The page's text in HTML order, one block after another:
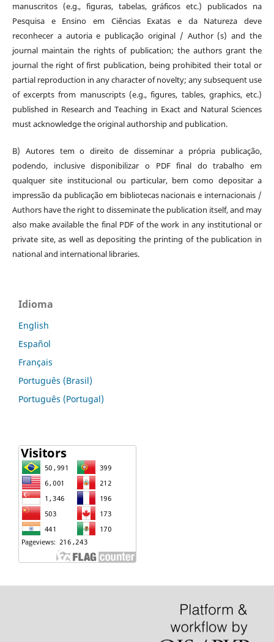
manuscritos (e.g., figuras, tabelas, gráficos etc.) publicados na
Pesquisa e Ensino em Ciências Exatas e da Natureza deve
reconhecer a autoria e publicação original / Author (s) and the
journal maintain the rights of publication; the authors grant the
journal the right of first publication, being prohibited their total or
partial reproduction in any character of novelty; any subsequent use
of excerpts from manuscripts (e.g., figures, tables, graphics, etc.)
published in Research and Teaching in Exact and Natural Sciences
must acknowledge the original authorship and publication.
B) Autores tem o direito de disseminar a própria publicação,
podendo, inclusive disponibilizar o PDF final do trabalho em
qualquer site institucional ou particular, bem como depositar a
impressão da publicação em bibliotecas nacionais e internacionais /
Authors have the right to disseminate the publication itself, and may
also make available the final PDF of the work in any institutional or
private site, as well as depositing the printing of the publication in
national and international libraries.
Idioma
English
Español
Français
Português (Brasil)
Português (Portugal)